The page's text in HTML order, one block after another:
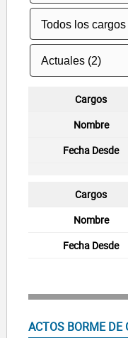
ACTOS BORME DE